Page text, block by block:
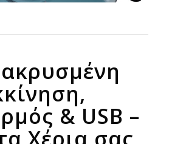
& USB –